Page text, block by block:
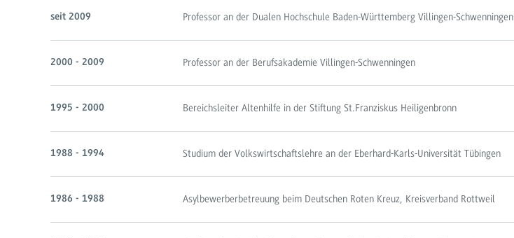
seit 2009 Professor an der Dualen Hochschule Baden-Württemberg Villingen-Schwenningen
2000 - 2009 Professor an der Berufsakademie Villingen-Schwenningen
1995 - 2000 Bereichsleiter Altenhilfe in der Stiftung St.Franziskus Heiligenbronn
1988 - 1994 Studium der Volkswirtschaftslehre an der Eberhard-Karls-Universität Tübingen
1986 - 1988 Asylbewerberbetreuung beim Deutschen Roten Kreuz, Kreisverband Rottweil